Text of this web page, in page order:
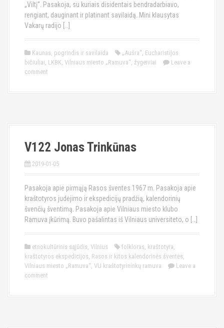
„Viltį“. Pasakoja, su kuriais disidentais bendradarbiavo,
rengiant, dauginant ir platinant savilaidą. Mini klausytas
Vakarų radijo […]
Kaunas, pogrindis ir savilaida „Aušra“, Eucharistijos
bičiuliai, LKBK, Vilniaus miesto „Ramuva“, žygeiviai
Leave a
comment
V122 Jonas Trinkūnas
2019-01-05
Pasakoja apie pirmąją Rasos šventes 1967 m. Pasakoja apie
kraštotyros judėjimo ir ekspedicijų pradžią, kalendorinių
švenčių šventimą. Pasakoja apie Vilniaus miesto klubo
Ramuva įkūrimą. Buvo pašalintas iš Vilniaus universiteto, o […]
etnokultūrinis sąjūdis, Vilnius folkloras, kraštotyra,
kraštotyros ekspedicijos, Rasos ir kitos kalendorinės šventės,
Vilniaus miesto „Ramuva“, VU kraštotyrininkų ramuva
Leave a
comment